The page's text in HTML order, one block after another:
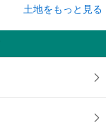
土地をもっと見る